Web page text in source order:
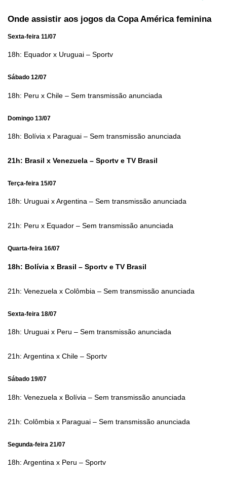
Onde assistir aos jogos da Copa América feminina
Sexta-feira 11/07
18h: Equador x Uruguai – Sportv
Sábado 12/07
18h: Peru x Chile – Sem transmissão anunciada
Domingo 13/07
18h: Bolívia x Paraguai – Sem transmissão anunciada
21h: Brasil x Venezuela – Sportv e TV Brasil
Terça-feira 15/07
18h: Uruguai x Argentina – Sem transmissão anunciada
21h: Peru x Equador – Sem transmissão anunciada
Quarta-feira 16/07
18h: Bolívia x Brasil – Sportv e TV Brasil
21h: Venezuela x Colômbia – Sem transmissão anunciada
Sexta-feira 18/07
18h: Uruguai x Peru – Sem transmissão anunciada
21h: Argentina x Chile – Sportv
Sábado 19/07
18h: Venezuela x Bolívia – Sem transmissão anunciada
21h: Colômbia x Paraguai – Sem transmissão anunciada
Segunda-feira 21/07
18h: Argentina x Peru – Sportv